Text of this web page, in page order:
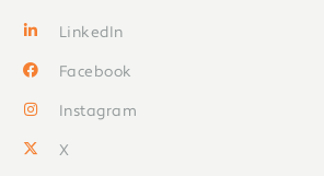
LinkedIn
Facebook
Instagram
X